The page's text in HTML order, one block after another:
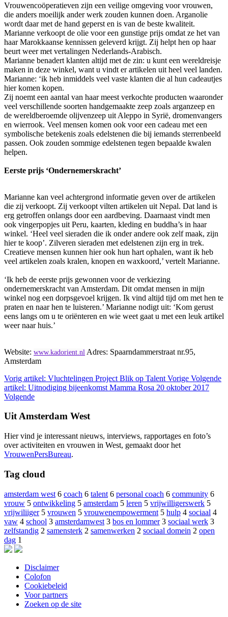
Vrouwencoöperatieven zijn een veilige omgeving voor vrouwen,
die anders moeilijk ander werk zouden kunnen doen. Arganolie
wordt daar met de hand geperst en is van de beste kwaliteit.
Marianne verkoopt de olie voor een gunstige prijs omdat ze het van
haar Marokkaanse kennissen geleverd krijgt. Zij helpt hen op haar
beurt weer met vertalingen Nederlands-Arabisch.
Marianne benadert klanten altijd met de zin: u kunt een wereldreisje
maken in deze winkel, want u vindt er artikelen uit heel veel landen.
Marianne: ‘ik heb inmiddels veel vaste klanten die al hun cadeautjes
hier komen kopen.
Zij noemt een aantal van haar meest verkochte producten waaronder
veel verschillende soorten handgemaakte zeep zoals arganzeep en
de wereldberoemde olijvenzeep uit Aleppo in Syrië, dromenvangers
en wierrook. Veel mensen komen ook voor een cadeau met een
symbolische betekenis zoals edelstenen die bij iemands sterrenbeeld
passen. Ook zouden sommige edelstenen tegen bepaalde kwalen
helpen.
Eerste prijs ‘Ondernemerskracht’
Marianne kan veel achtergrond informatie geven over de artikelen
die zij verkoopt. Zij verkoopt vilten artikelen uit Nepal. Dat land is
erg getroffen onlangs door een aardbeving. Daarnaast vindt men
ook vingerpopjes uit Peru, kaarten, kleding en buddha’s in haar
winkel. ‘Heel veel sieraden die ik onder andere ook zelf maak, zijn
hier te koop’. Zilveren sieraden met edelstenen zijn erg in trek.
Creatieve mensen kunnen hier ook hun hart ophalen, want ik heb
veel artikelen zoals kralen, knopen en waxkoord,’ vertelt Marianne.
‘Ik heb de eerste prijs gewonnen voor de verkiezing
ondernemerskracht van Amsterdam. Dit omdat mensen in mijn
winkel nog een dorpsgevoel krijgen. Ik vind altijd tijd om met hen te
praten en naar hen te luisteren.’ Marianne nodigt uit: ‘Kom gerust
eens langs om u te oriënteren en wie weet gaat u met een leuk artikel
weer naar huis.’
Website: www.kadorient.nl Adres: Spaarndammerstraat nr.95,
Amsterdam
Vorig artikel: Vluchtelingen Project Blik op Talent Vorige Volgende
artikel: Uitnodiging bijeenkomst Mamma Rosa 20 oktober 2017
Volgende
Uit Amsterdam West
Hier vind je interessant nieuws, interviews, rapportages en foto’s
over activiteiten en vrouwen in West, gemaakt door het
VrouwenPersBureau.
Tag cloud
amsterdam west 6 coach 6 talent 6 personal coach 6 community 6
vrouw 5 ontwikkeling 5 amsterdam 5 leren 5 vrijwilligerswerk 5
vrijwiliiger 5 vrouwen 5 vrouwenempowerment 5 hulp 4 sociaal 4
vaw 4 school 3 amsterdamwest 3 bos en lommer 3 sociaal werk 3
zelfstandig 2 samensterk 2 samenwerken 2 sociaal domein 2 open
dag 1
Disclaimer
Colofon
Cookiebeleid
Voor partners
Zoeken op de site